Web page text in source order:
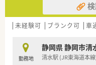
未経験可 ブランク可 車
勤務地
静岡県 静岡市清
清水駅 (JR東海道本